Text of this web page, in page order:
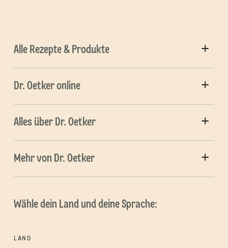
Alle Rezepte & Produkte
Dr. Oetker online
Alles über Dr. Oetker
Mehr von Dr. Oetker
Wähle dein Land und deine Sprache:
LAND